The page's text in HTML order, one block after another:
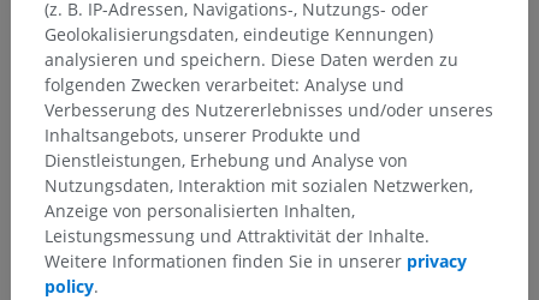
(z. B. IP-Adressen, Navigations-, Nutzungs- oder
Geolokalisierungsdaten, eindeutige Kennungen)
analysieren und speichern. Diese Daten werden zu
folgenden Zwecken verarbeitet: Analyse und
Verbesserung des Nutzererlebnisses und/oder unseres
Inhaltsangebots, unserer Produkte und
Dienstleistungen, Erhebung und Analyse von
Nutzungsdaten, Interaktion mit sozialen Netzwerken,
Anzeige von personalisierten Inhalten,
Leistungsmessung und Attraktivität der Inhalte.
Weitere Informationen finden Sie in unserer privacy
policy.